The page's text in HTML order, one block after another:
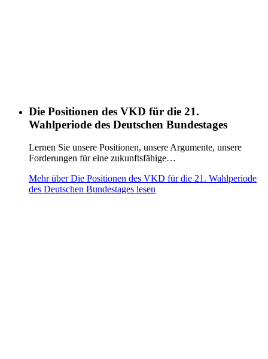
Die Positionen des VKD für die 21.
Wahlperiode des Deutschen Bundestages
Lernen Sie unsere Positionen, unsere Argumente, unsere
Forderungen für eine zukunftsfähige…
Mehr über Die Positionen des VKD für die 21. Wahlperiode
des Deutschen Bundestages lesen